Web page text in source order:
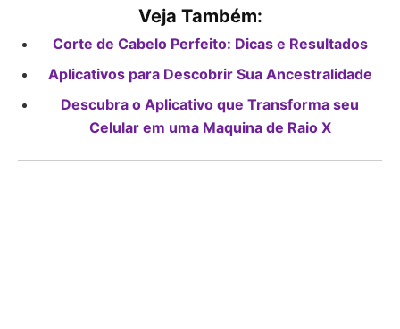
Veja Também:
Corte de Cabelo Perfeito: Dicas e Resultados
Aplicativos para Descobrir Sua Ancestralidade
Descubra o Aplicativo que Transforma seu
Celular em uma Maquina de Raio X